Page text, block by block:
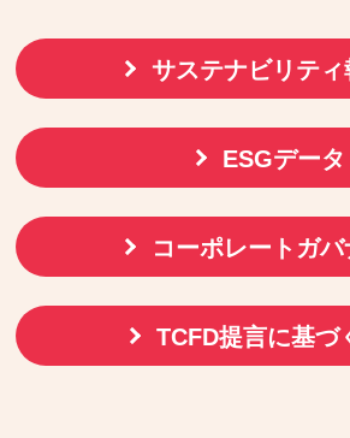
サステナビリテ
ESGデータ
コーポレートガバ
TCFD提言に基づ